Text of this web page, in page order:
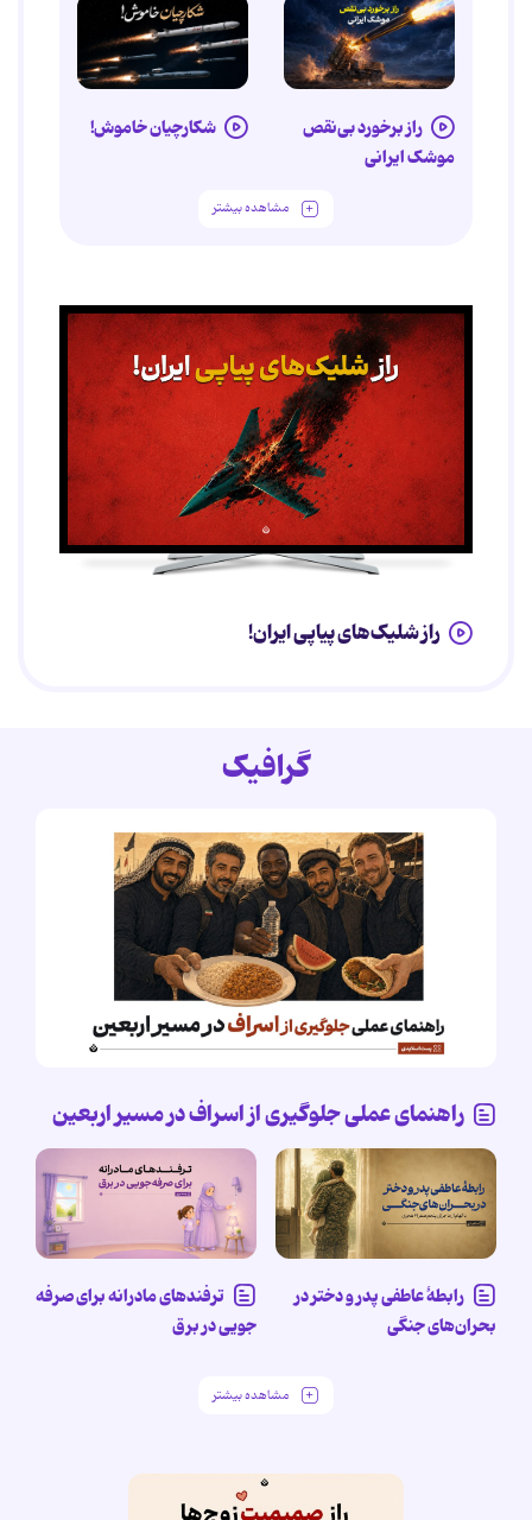
راز برخورد بی‌نقص
موشک ایرانی
شکارچیان خاموش!
مشاهده بیشتر
راز شلیک‌های پیاپی ایران!
گرافیک
راهنمای عملی جلوگیری از اسراف در مسیر اربعین
رابطۀ عاطفی پدر و دختر در
بحران‌های جنگی
ترفندهای مادرانه برای صرفه
جویی در برق
مشاهده بیشتر